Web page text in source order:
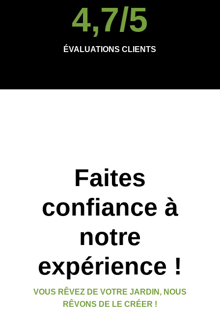
4,7/5
ÉVALUATIONS CLIENTS
Faites
confiance à
notre
expérience !
VOUS RÊVEZ DE VOTRE JARDIN, NOUS
RÊVONS DE LE CRÉER !